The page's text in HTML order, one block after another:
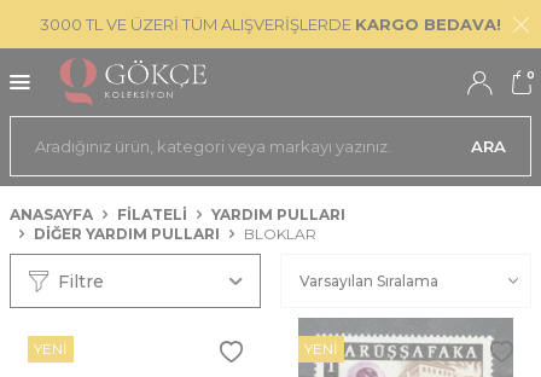
3000 TL VE ÜZERİ TÜM ALIŞVERİŞLERDE KARGO BEDAVA!
ARA
0
ANASAYFA FİLATELİ
YARDIM PULLARI
DIĞER YARDIM PULLARI
BLOKLAR
Filtre
YENI YENI